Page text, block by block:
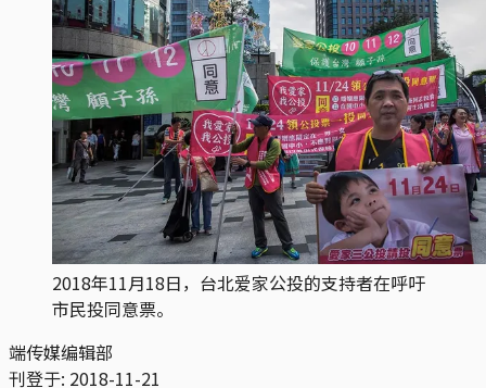
2018年11月18日，台北爱家公投的支持者在呼吁
市民投同意票。
端传媒编辑部
刊登于: 2018-11-21